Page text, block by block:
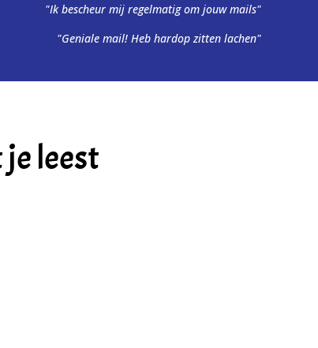
"Ik bescheur mij regelmatig om jouw mails"
"Geniale mail! Heb hardop zitten lachen"
leest